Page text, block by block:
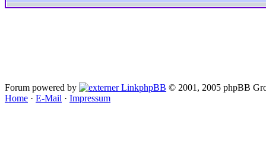
Forum powered by phpBB © 2001, 2005 phpBB
Home · E-Mail · Impressum